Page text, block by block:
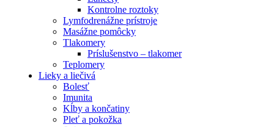
Kontrolne roztoky
Lymfodrenážne prístroje
Masážne pomôcky
Tlakomery
Príslušenstvo – tlakomer
Teplomery
Lieky a liečivá
Bolesť
Imunita
Kĺby a končatiny
Pleť a pokožka